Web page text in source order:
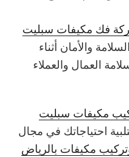
فك مكيفات سبليت
والأمان أثناء
العمال والعملاء
مكيفات سبليت
احتياجاتك في مجال
مكيفات بالرياض